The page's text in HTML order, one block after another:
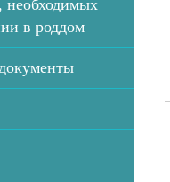
в роддом